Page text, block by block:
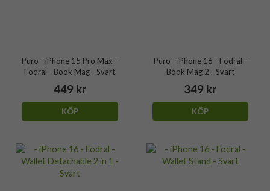
Puro - iPhone 15 Pro Max -
Fodral - Book Mag - Svart
449 kr
KÖP
Puro - iPhone 16 - Fodral -
Book Mag 2 - Svart
349 kr
KÖP